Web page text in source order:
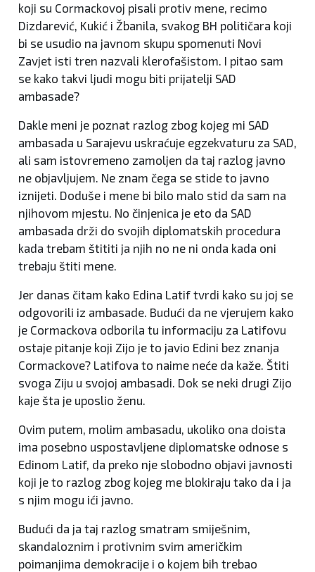
koji su Cormackovoj pisali protiv mene, recimo
Dizdarević, Kukić i Žbanila, svakog BH političara koji
bi se usudio na javnom skupu spomenuti Novi
Zavjet isti tren nazvali klerofašistom. I pitao sam
se kako takvi ljudi mogu biti prijatelji SAD
ambasade?
Dakle meni je poznat razlog zbog kojeg mi SAD
ambasada u Sarajevu uskraćuje egzekvaturu za SAD,
ali sam istovremeno zamoljen da taj razlog javno
ne objavljujem. Ne znam čega se stide to javno
iznijeti. Doduše i mene bi bilo malo stid da sam na
njihovom mjestu. No činjenica je eto da SAD
ambasada drži do svojih diplomatskih procedura
kada trebam štititi ja njih no ne ni onda kada oni
trebaju štiti mene.
Jer danas čitam kako Edina Latif tvrdi kako su joj se
odgovorili iz ambasade. Budući da ne vjerujem kako
je Cormackova odborila tu informaciju za Latifovu
ostaje pitanje koji Zijo je to javio Edini bez znanja
Cormackove? Latifova to naime neće da kaže. Štiti
svoga Ziju u svojoj ambasadi. Dok se neki drugi Zijo
kaje šta je uposlio ženu.
Ovim putem, molim ambasadu, ukoliko ona doista
ima posebno uspostavljene diplomatske odnose s
Edinom Latif, da preko nje slobodno objavi javnosti
koji je to razlog zbog kojeg me blokiraju tako da i ja
s njim mogu ići javno.
Budući da ja taj razlog smatram smiješnim,
skandaloznim i protivnim svim američkim
poimanjima demokracije i o kojem bih trebao